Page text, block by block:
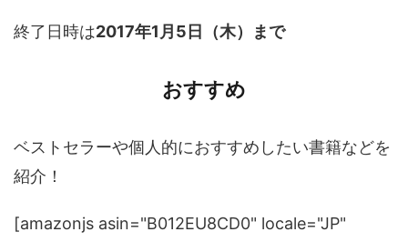
終了日時は2017年1月5日（木）まで
おすすめ
ベストセラーや個人的におすすめしたい書籍などを
紹介！
[amazonjs asin="B012EU8CD0" locale="JP"